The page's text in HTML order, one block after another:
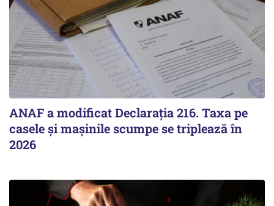
ANAF a modificat Declarația 216. Taxa pe
casele și mașinile scumpe se triplează în
2026